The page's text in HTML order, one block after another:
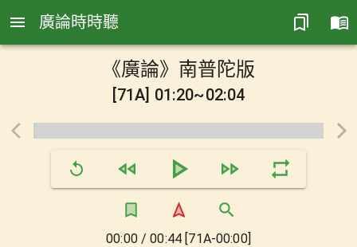
廣論時時聽
《廣論》南普陀版
[71A] 01:20~02:04
00:00 / 00:44 [71A-00:00]